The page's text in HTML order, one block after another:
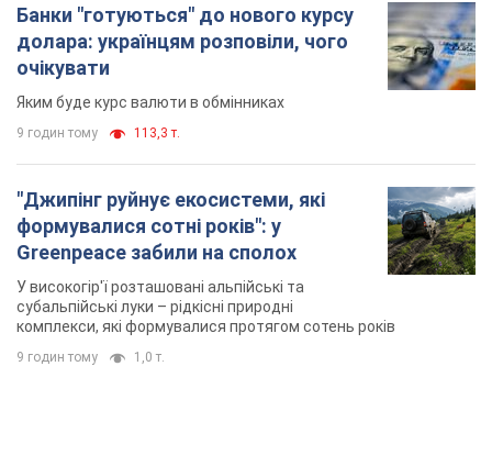
Банки "готуються" до нового курсу
долара: українцям розповіли, чого
очікувати
Яким буде курс валюти в обмінниках
9 годин тому 113,3 т.
"Джипінг руйнує екосистеми, які
формувалися сотні років": у
Greenpeace забили на сполох
У високогір'ї розташовані альпійські та
субальпійські луки – рідкісні природні
комплекси, які формувалися протягом сотень років
9 годин тому 1,0 т.